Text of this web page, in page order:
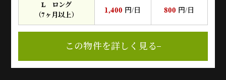
L ロング
（7ヶ月以上）
1,400 円/日 800 円/日
この物件を詳しく見る